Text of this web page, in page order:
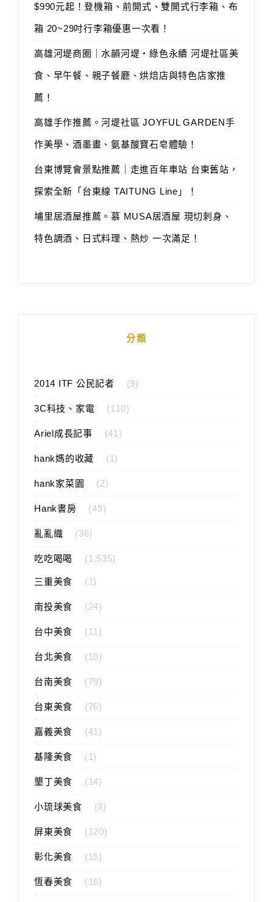
$990元起！登機箱、前開式、雙開式行李箱、布
箱 20~29吋行李箱優惠一次看！
高雄河堤商圈｜水韻河堤‧綠色永續 河堤社區美
食、早午餐、親子餐廳、烘焙店與特色店家推
薦！
高雄手作推薦。河堤社區 JOYFUL GARDEN手
作美學、酒墨畫、氨基酸寶石皂體驗！
台東博覽會景點推薦｜走進百年車站 台東舊站，
探索全新「台東線 TAITUNG Line」！
埔里居酒屋推薦。慕 MUSA居酒屋 現切刺身、
特色調酒、日式料理、熱炒 一次滿足！
分類
2014 ITF 公民記者 (9)
3C科技、家電 (110)
Ariel成長記事 (41)
hank媽的收藏 (1)
hank家菜園 (2)
Hank書房 (49)
亂亂織 (36)
吃吃喝喝 (1,535)
三重美食 (1)
南投美食 (24)
台中美食 (11)
台北美食 (10)
台南美食 (79)
台東美食 (76)
嘉義美食 (41)
基隆美食 (1)
墾丁美食 (14)
小琉球美食 (3)
屏東美食 (120)
彰化美食 (15)
恆春美食 (16)